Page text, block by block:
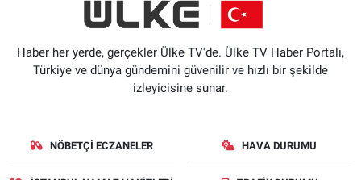
Haber her yerde, gerçekler Ülke TV'de. Ülke TV Haber Portalı,
Türkiye ve dünya gündemini güvenilir ve hızlı bir şekilde
izleyicisine sunar.
NÖBETÇI ECZANELER HAVA DURUMU